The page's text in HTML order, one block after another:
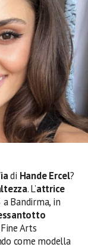
di Hande Ercel?
. L’attrice
Bandirma, in
Arts
come modella